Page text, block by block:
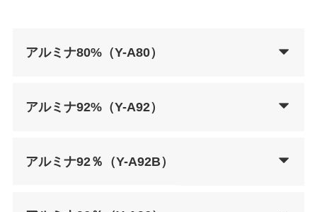
アルミナ80%（Y-A80）
アルミナ92%（Y-A92）
アルミナ92％（Y-A92B）